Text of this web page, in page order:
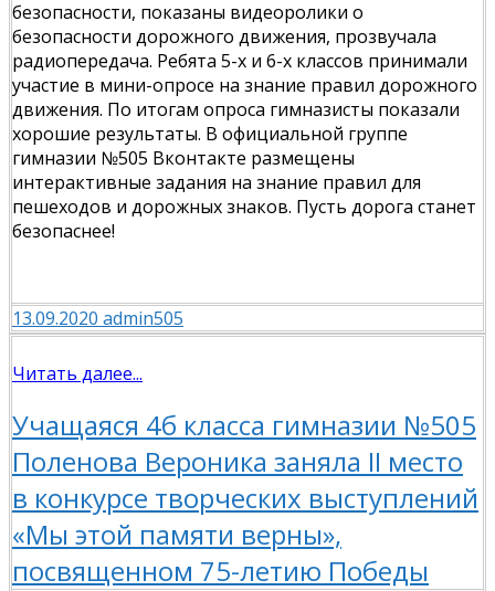
безопасности, показаны видеоролики о
безопасности дорожного движения, прозвучала
радиопередача. Ребята 5-х и 6-х классов принимали
участие в мини-опросе на знание правил дорожного
движения. По итогам опроса гимназисты показали
хорошие результаты. В официальной группе
гимназии №505 Вконтакте размещены
интерактивные задания на знание правил для
пешеходов и дорожных знаков. Пусть дорога станет
безопаснее!
13.09.2020 admin505
Читать далее...
Учащаяся 4б класса гимназии №505
Поленова Вероника заняла II место
в конкурсе творческих выступлений
«Мы этой памяти верны»,
посвященном 75-летию Победы